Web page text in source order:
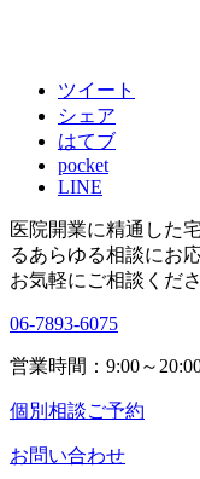
ツイート
シェア
はてブ
pocket
LINE
医院開業に精通した
るあらゆる相談にお
お気軽にご相談くださ
06-7893-6075
営業時間：9:00～
個別相談ご予約
お問い合わせ